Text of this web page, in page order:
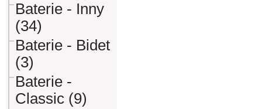
Baterie - Inny
(34)
Baterie - Bidet
(3)
Baterie -
Classic (9)